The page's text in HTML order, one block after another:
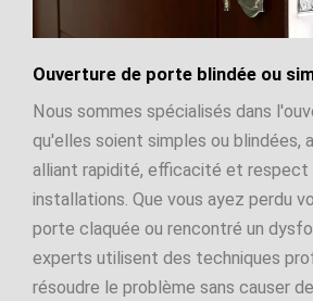
Ouverture de porte blindée ou
Nous sommes spécialisés dans
qu'elles soient simples ou blindées,
alliant rapidité, efficacité et respect
installations. Que vous ayez perdu
porte claquée ou rencontré un
experts utilisent des techniques
résoudre le problème sans causer